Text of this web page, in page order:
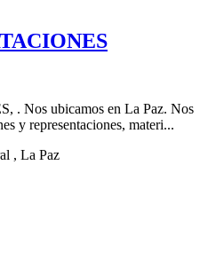
. Nos ubicamos en La Paz. Nos
y representaciones, materi...
, La Paz